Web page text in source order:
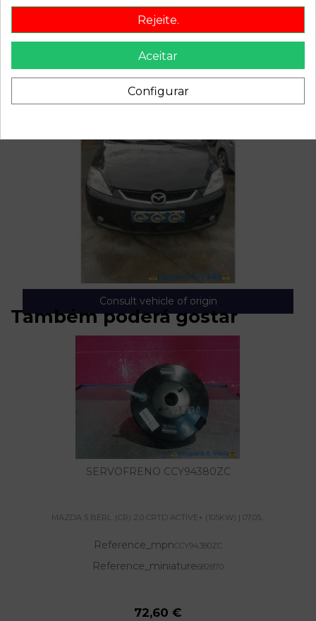
Consult vehicle of origin
Também poderá gostar
SERVOFRENO CCY94380ZC
MAZDA 5 BERL. (CR) 2.0 CRTD ACTIVE+ (105KW) | 07.05...
Reference_mpnCCY94380ZC
Reference_miniature682870
72,60 €
Rejeite.
Aceitar
Configurar